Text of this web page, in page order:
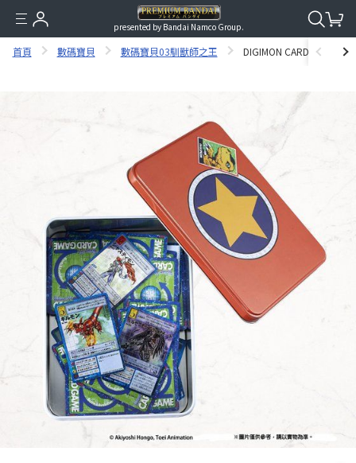
presented by Bandai Namco Group.
首頁 數碼寶貝 數碼寶貝03馴獸師之王 DIGIMON CARD GAME D-